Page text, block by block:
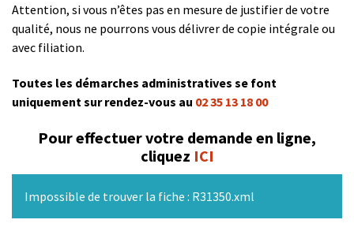
Attention, si vous n’êtes pas en mesure de justifier de votre
qualité, nous ne pourrons vous délivrer de copie intégrale ou
avec filiation.
Toutes les démarches administratives se font
uniquement sur rendez-vous au 02 35 13 18 00
Pour effectuer votre demande en ligne,
cliquez ICI
Impossible de trouver la fiche : R31350.xml